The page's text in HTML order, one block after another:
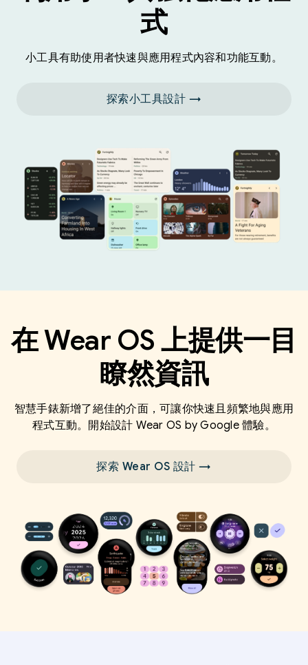
式
小工具有助使用者快速與應用程式內容和功能互動。
探索小工具設計 →
在 Wear OS 上提供一目
瞭然資訊
智慧手錶新增了絕佳的介面，可讓你快速且頻繁地與應用
程式互動。開始設計 Wear OS by Google 體驗。
探索 Wear OS 設計 →